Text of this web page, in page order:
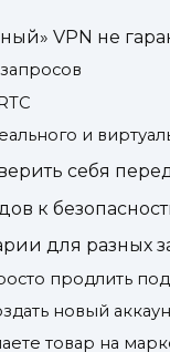
VPN не
и
себя
к
для разных
продлить
новый
товар на